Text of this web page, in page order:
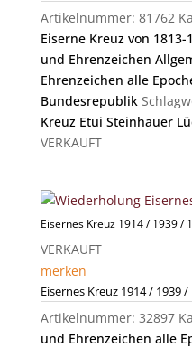
Artikelnummer: 81762
Eiserne Kreuz von 1813-
und Ehrenzeichen
Ehrenzeichen alle
Bundesrepublik
Kreuz Etui Steinhauer
VERKAUFT
Eisernes Kreuz 1914 / 1939 /
VERKAUFT
merken
Eisernes Kreuz 1914 / 1939
Artikelnummer: 32897
und Ehrenzeichen alle